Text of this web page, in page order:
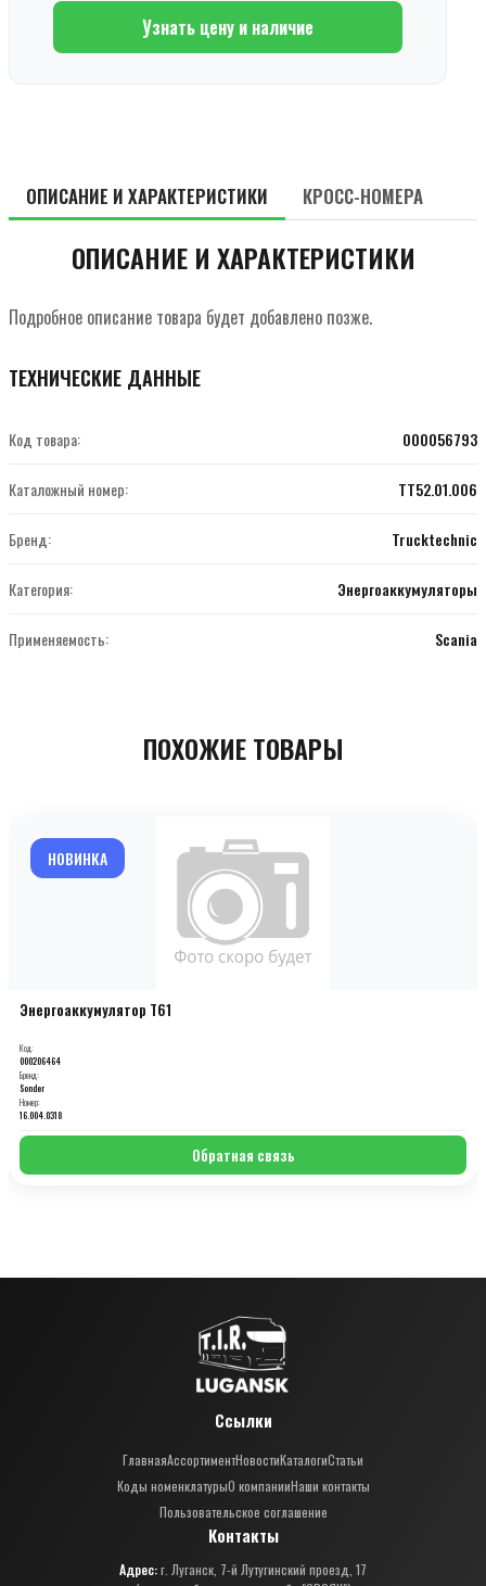
Узнать цену и наличие
ОПИСАНИЕ И ХАРАКТЕРИСТИКИ КРОСС-НОМЕРА
ОПИСАНИЕ И ХАРАКТЕРИСТИКИ
Подробное описание товара будет добавлено позже.
ТЕХНИЧЕСКИЕ ДАННЫЕ
Код товара: 000056793
Каталожный номер: TT52.01.006
Бренд: Trucktechnic
Категория: Энергоаккумуляторы
Применяемость: Scania
ПОХОЖИЕ ТОВАРЫ
НОВИНКА
Энергоаккумулятор T61
Код:
000206464
Бренд:
Sonder
Номер:
16.004.0318
Обратная связь
Ссылки
ГлавнаяАссортиментНовостиКаталогиСтатьи
Коды номенклатурыО компанииНаши контакты
Пользовательское соглашение
Контакты
Адрес:г. Луганск, 7-й Лутугинский проезд, 17